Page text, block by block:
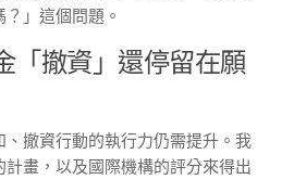
」這個問題。
「撤資」還停留在願
撤資行動的執行力仍需提升。我
畫，以及國際機構的評分來得出